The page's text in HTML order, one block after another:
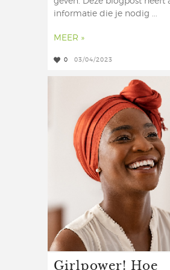
informatie die je nodig ...
MEER »
0 03/04/2023
Girlpower! Hoe